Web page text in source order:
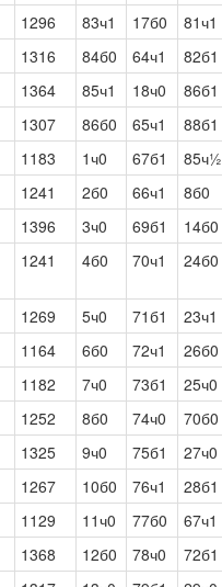
1296 83ч1 17б0 81ч1
1316 84б0 64ч1 82б1
1364 85ч1 18ч0 86б1
1307 86б0 65ч1 88б1
1183 1ч0 67б1 85ч½
1241 2б0 66ч1 8б0
1396 3ч0 69б1 14б0
1241 4б0 70ч1 24б0
1269 5ч0 71б1 23ч1
1164 6б0 72ч1 26б0
1182 7ч0 73б1 25ч0
1252 8б0 74ч0 70б0
1325 9ч0 75б1 27ч0
1267 10б0 76ч1 28б1
1129 11ч0 77б0 67ч1
1368 12б0 78ч0 72б1